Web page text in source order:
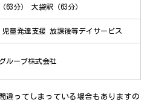
63分） 大袋駅（63分）
童発達支援 放課後等デイサービス
ループ株式会社
違ってしまっている場合もありますの